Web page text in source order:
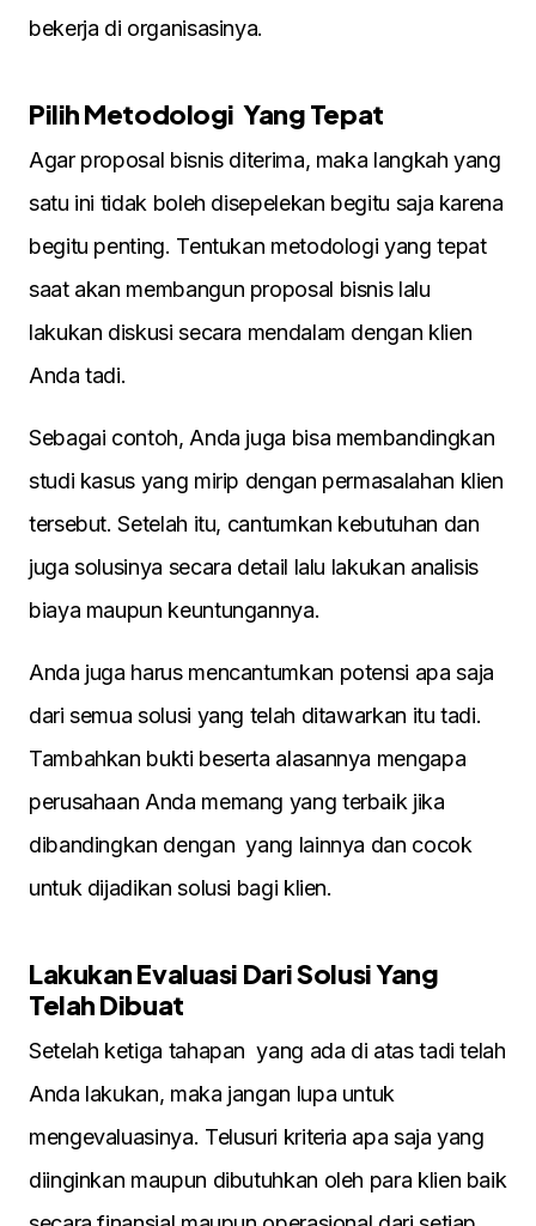
bekerja di organisasinya.
Pilih Metodologi Yang Tepat
Agar proposal bisnis diterima, maka langkah yang
satu ini tidak boleh disepelekan begitu saja karena
begitu penting. Tentukan metodologi yang tepat
saat akan membangun proposal bisnis lalu
lakukan diskusi secara mendalam dengan klien
Anda tadi.
Sebagai contoh, Anda juga bisa membandingkan
studi kasus yang mirip dengan permasalahan klien
tersebut. Setelah itu, cantumkan kebutuhan dan
juga solusinya secara detail lalu lakukan analisis
biaya maupun keuntungannya.
Anda juga harus mencantumkan potensi apa saja
dari semua solusi yang telah ditawarkan itu tadi.
Tambahkan bukti beserta alasannya mengapa
perusahaan Anda memang yang terbaik jika
dibandingkan dengan yang lainnya dan cocok
untuk dijadikan solusi bagi klien.
Lakukan Evaluasi Dari Solusi Yang
Telah Dibuat
Setelah ketiga tahapan yang ada di atas tadi telah
Anda lakukan, maka jangan lupa untuk
mengevaluasinya. Telusuri kriteria apa saja yang
diinginkan maupun dibutuhkan oleh para klien baik